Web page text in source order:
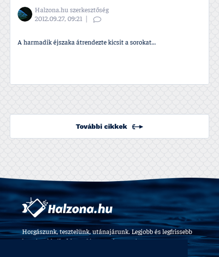
Halzona.hu szerkesztőség
2012.09.27, 09:21
A harmadik éjszaka átrendezte kicsit a sorokat...
További cikkek
Horgászunk, tesztelünk, utánajárunk. Legjobb és legfrissebb